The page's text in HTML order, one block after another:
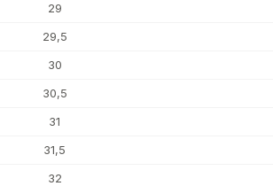
29
29,5
30
30,5
31
31,5
32